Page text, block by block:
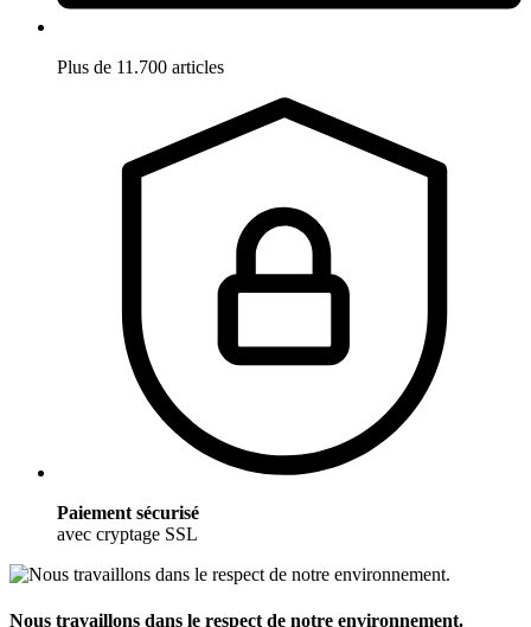
Plus de 11.700 articles
Paiement sécurisé
avec cryptage SSL
Nous travaillons dans le respect de notre environnement.